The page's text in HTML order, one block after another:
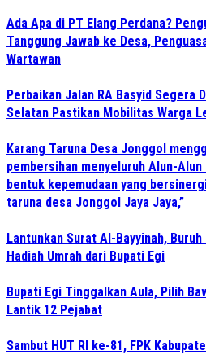
Ada Apa di PT Elang Perdana?
Tanggung Jawab ke Desa,
Wartawan
Perbaikan Jalan RA Basyid Segera
Selatan Pastikan Mobilitas Warga
Karang Taruna Desa Jonggol
pembersihan menyeluruh Alun-
bentuk kepemudaan yang
taruna desa Jonggol Jaya Jaya,”
Lantunkan Surat Al-Bayyinah,
Hadiah Umrah dari Bupati Egi
Bupati Egi Tinggalkan Aula, Pilih
Lantik 12 Pejabat
Sambut HUT RI ke-81, FPK